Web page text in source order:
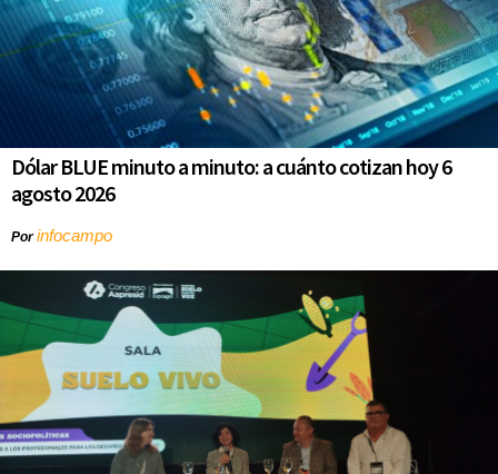
Dólar BLUE minuto a minuto: a cuánto cotizan hoy 6
agosto 2026
Porinfocampo